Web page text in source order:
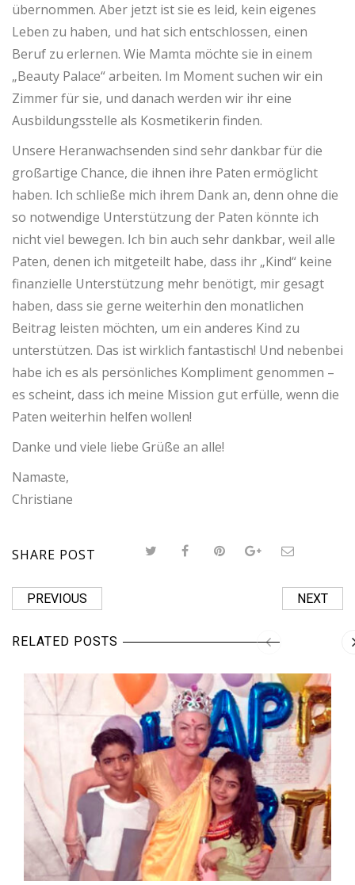
übernommen. Aber jetzt ist sie es leid, kein eigenes
Leben zu haben, und hat sich entschlossen, einen
Beruf zu erlernen. Wie Mamta möchte sie in einem
„Beauty Palace“ arbeiten. Im Moment suchen wir ein
Zimmer für sie, und danach werden wir ihr eine
Ausbildungsstelle als Kosmetikerin finden.
Unsere Heranwachsenden sind sehr dankbar für die
großartige Chance, die ihnen ihre Paten ermöglicht
haben. Ich schließe mich ihrem Dank an, denn ohne die
so notwendige Unterstützung der Paten könnte ich
nicht viel bewegen. Ich bin auch sehr dankbar, weil alle
Paten, denen ich mitgeteilt habe, dass ihr „Kind“ keine
finanzielle Unterstützung mehr benötigt, mir gesagt
haben, dass sie gerne weiterhin den monatlichen
Beitrag leisten möchten, um ein anderes Kind zu
unterstützen. Das ist wirklich fantastisch! Und nebenbei
habe ich es als persönliches Kompliment genommen –
es scheint, dass ich meine Mission gut erfülle, wenn die
Paten weiterhin helfen wollen!
Danke und viele liebe Grüße an alle!
Namaste,
Christiane
SHARE POST
PREVIOUS NEXT
RELATED POSTS